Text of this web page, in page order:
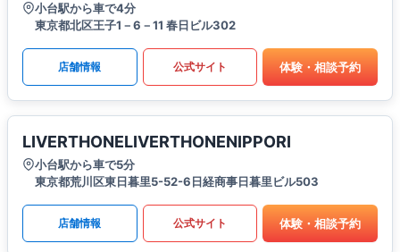
小台駅から車で4分
東京都北区王子1－6－11 春日ビル302
店舗情報 公式サイト 体験・相談予約
LIVERTHONELIVERTHONENIPPORI
小台駅から車で5分
東京都荒川区東日暮里5-52-6日経商事日暮里ビル503
店舗情報 公式サイト 体験・相談予約